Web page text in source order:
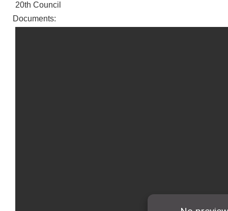
20th Council
Documents: